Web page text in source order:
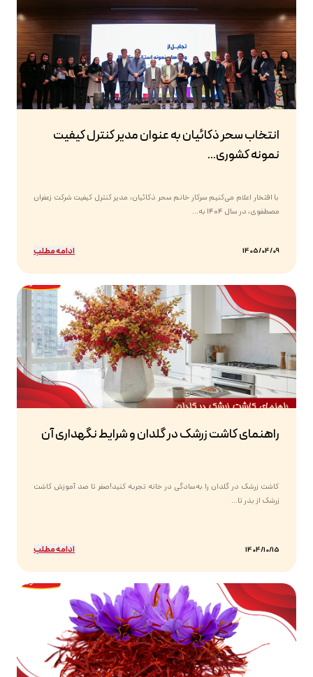
انتخاب سحر ذکائیان به عنوان مدیر کنترل کیفیت
نمونه کشوری...
با افتخار اعلام می‌کنیم سرکار خانم سحر ذکائیان، مدیر کنترل کیفیت شرکت زعفران
مصطفوی، در سال ۱۴۰۴ به...
1405/04/09 ادامه مطلب
راهنمای کاشت زرشک در گلدان و شرایط نگهداری آن
کاشت زرشک در گلدان را به‌سادگی در خانه تجربه کنید!صفر تا صد آموزش کاشت
زرشک از بذر تا...
1404/10/15 ادامه مطلب